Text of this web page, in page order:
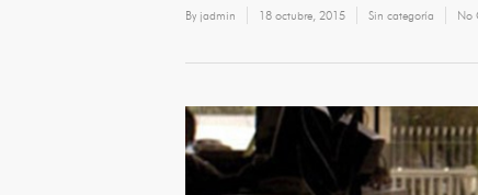
By jadmin 18 octubre, 2015 Sin categoría No